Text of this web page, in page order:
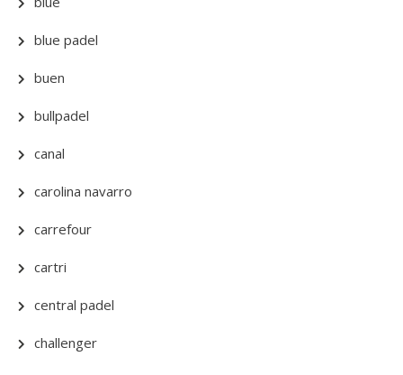
blue padel
buen
bullpadel
canal
carolina navarro
carrefour
cartri
central padel
challenger